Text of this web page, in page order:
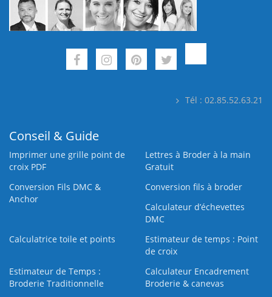
Tél : 02.85.52.63.21
Conseil & Guide
Imprimer une grille point de
croix PDF
Lettres à Broder à la main
Gratuit
Conversion Fils DMC &
Anchor
Conversion fils à broder
Calculateur d’échevettes
DMC
Calculatrice toile et points
Estimateur de temps : Point
de croix
Estimateur de Temps :
Broderie Traditionnelle
Calculateur Encadrement
Broderie & canevas